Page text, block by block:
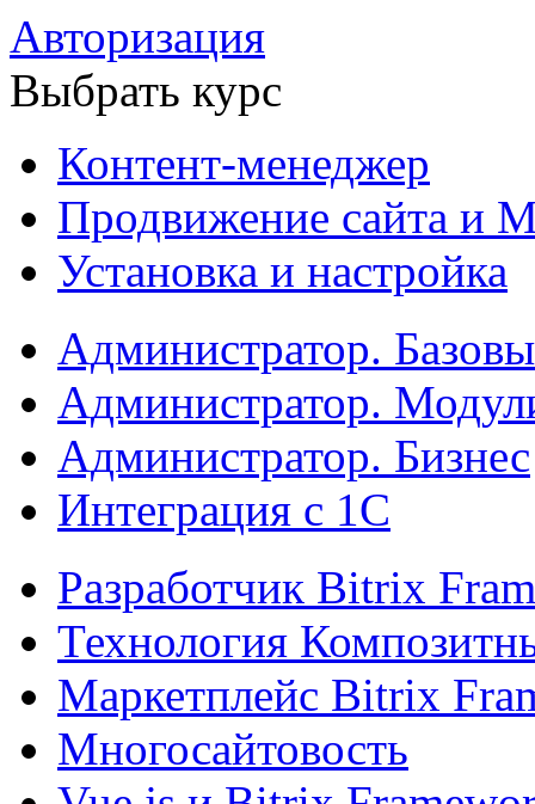
Авторизация
Выбрать курс
Контент-менеджер
Продвижение сайта и
Установка и настройка
Администратор.
Администратор.
Администратор. Бизнес
Интеграция с 1С
Разработчик Bitrix
Технология
Маркетплейс Bitrix
Многосайтовость